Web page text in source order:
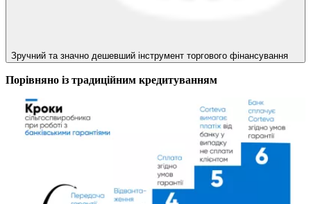
Зручний та значно дешевший інструмент торгового фінансування
Порівняно із традиційним кредитуванням